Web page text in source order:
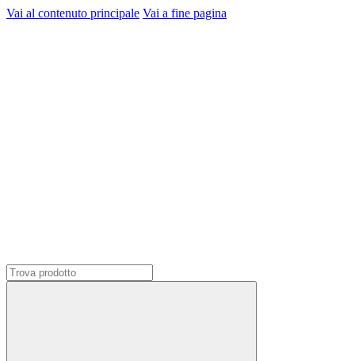
Vai al contenuto principale Vai a fine pagina